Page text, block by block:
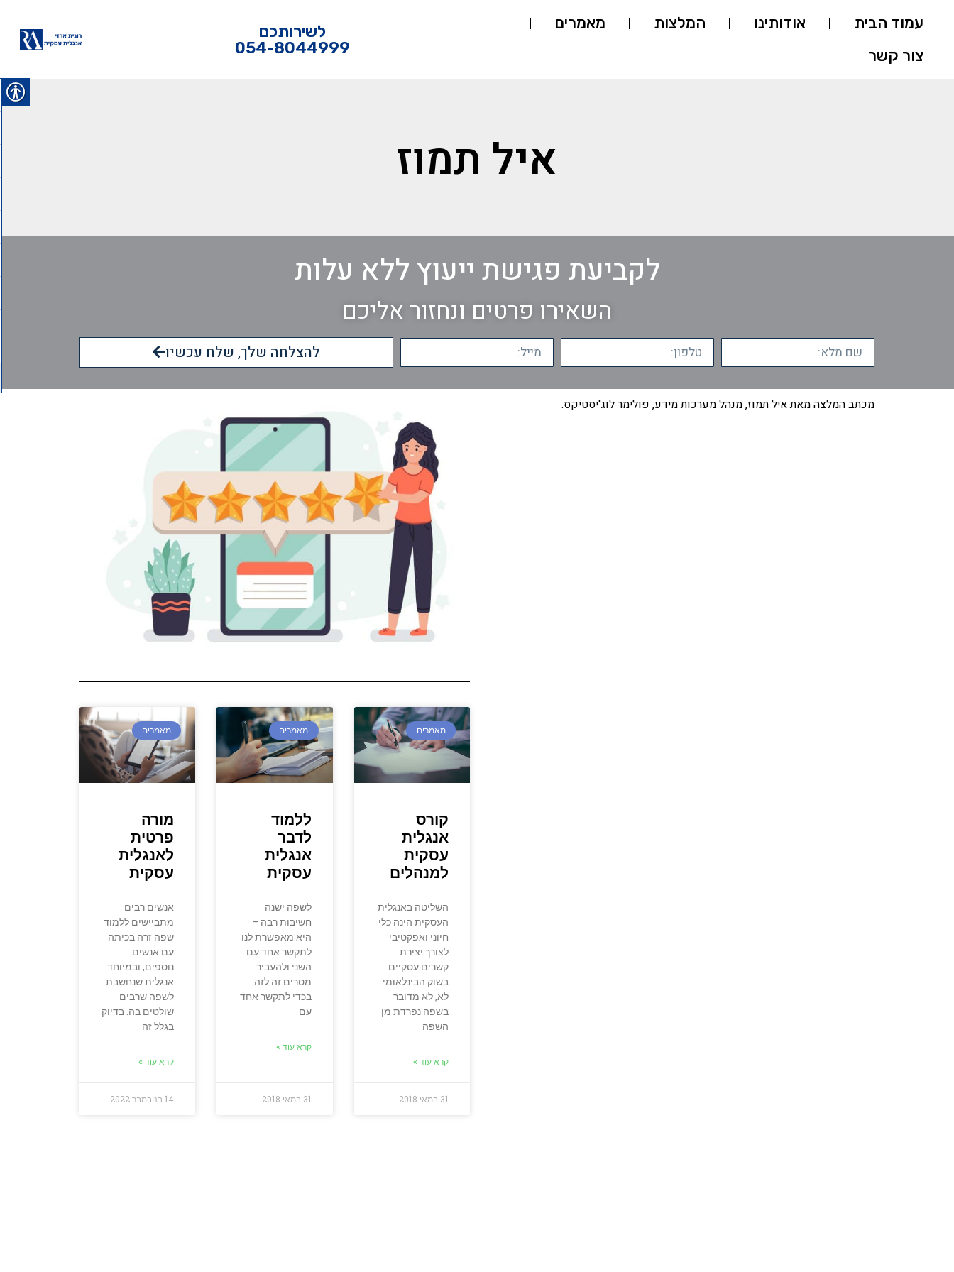
עמוד הבית אודותינו המלצות
מאמרים
צור קשר
לשירותכם
054-8044999
איל תמוז
לקביעת פגישת ייעוץ ללא עלות
השאירו פרטים ונחזור אליכם
להצלחה שלך, שלח עכשיו
מכתב המלצה מאת איל תמוז, מנהל מערכות מידע, פולימר לוג'יסטיקס.
מאמרים
קורס
אנגלית
עסקית
למנהלים
השליטה באנגלית
העסקית הינה כלי
חיוני ואפקטיבי
לצורך יצירת
קשרים עסקיים
בשוק הבינלאומי.
לא, לא מדובר
בשפה נפרדת מן
השפה
קרא עוד »
31 במאי 2018
מאמרים
ללמוד
לדבר
אנגלית
עסקית
לשפה ישנה
חשיבות רבה –
היא מאפשרת לנו
לתקשר אחד עם
השני ולהעביר
מסרים זה לזה.
בכדי לתקשר אחד
עם
קרא עוד »
31 במאי 2018
מאמרים
מורה
פרטית
לאנגלית
עסקית
אנשים רבים
מתביישים ללמוד
שפה זרה בכיתה
עם אנשים
נוספים, ובמיוחד
אנגלית שנחשבת
לשפה שרבים
שולטים בה. בדיוק
בגלל זה
קרא עוד »
14 בנובמבר 2022